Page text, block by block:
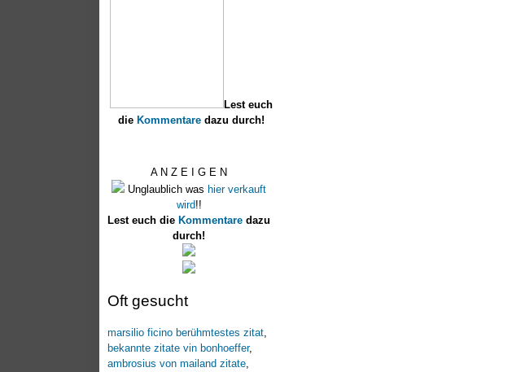
Lest euch
die Kommentaredazu durch!
A N Z E I G E N
Unglaublich was hier verkauft
wird!!
Lest euch die Kommentare dazu
durch!
Oft gesucht
marsilio ficino berühmtestes zitat
bekannte zitate vin bonhoeffer,
ambrosius von mailand zitate